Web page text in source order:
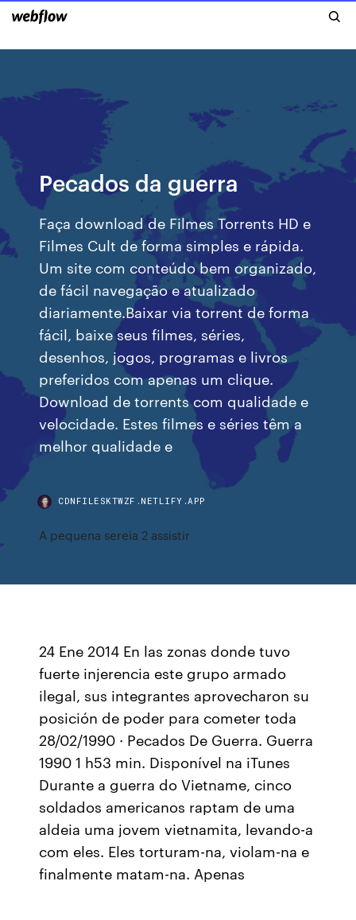
Pecados da guerra
Faça download de Filmes Torrents HD e
Filmes Cult de forma simples e rápida.
Um site com conteúdo bem organizado,
de fácil navegação e atualizado
diariamente.Baixar via torrent de forma
fácil, baixe seus filmes, séries,
desenhos, jogos, programas e livros
preferidos com apenas um clique.
Download de torrents com qualidade e
velocidade. Estes filmes e séries têm a
melhor qualidade e
CDNFILESKTWZF.NETLIFY.APP
A pequena sereia 2 assistir
24 Ene 2014 En las zonas donde tuvo
fuerte injerencia este grupo armado
ilegal, sus integrantes aprovecharon su
posición de poder para cometer toda
28/02/1990 · Pecados De Guerra. Guerra
1990 1 h53 min. Disponível na iTunes
Durante a guerra do Vietname, cinco
soldados americanos raptam de uma
aldeia uma jovem vietnamita, levando-a
com eles. Eles torturam-na, violam-na e
finalmente matam-na. Apenas